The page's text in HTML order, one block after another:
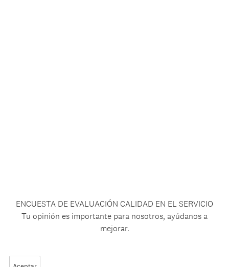
ENCUESTA DE EVALUACIÓN CALIDAD EN EL SERVICIO
Tu opinión es importante para nosotros, ayúdanos a
mejorar.